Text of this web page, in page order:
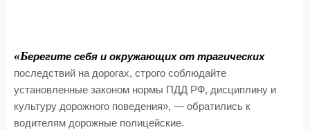
«Берегите себя и окружающих от трагических
последствий на дорогах, строго соблюдайте
установленные законом нормы ПДД РФ, дисциплину и
культуру дорожного поведения», — обратились к
водителям дорожные полицейские.